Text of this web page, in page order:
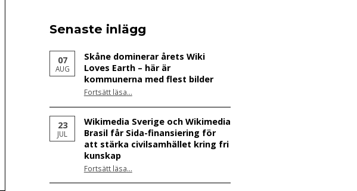
Senaste inlägg
07
AUG
Skåne dominerar årets Wiki
Loves Earth – här är
kommunerna med flest bilder
Fortsätt läsa“Skåne dominerar årets Wiki Loves Earth – här är kommunerna med flest bilder”
…
23
JUL
Wikimedia Sverige och Wikimedia
Brasil får Sida-finansiering för
att stärka civilsamhället kring fri
kunskap
Fortsätt läsa“Wikimedia Sverige och Wikimedia Brasil får Sida-finansiering för att stärka civilsamhället kring fri kunskap”
…